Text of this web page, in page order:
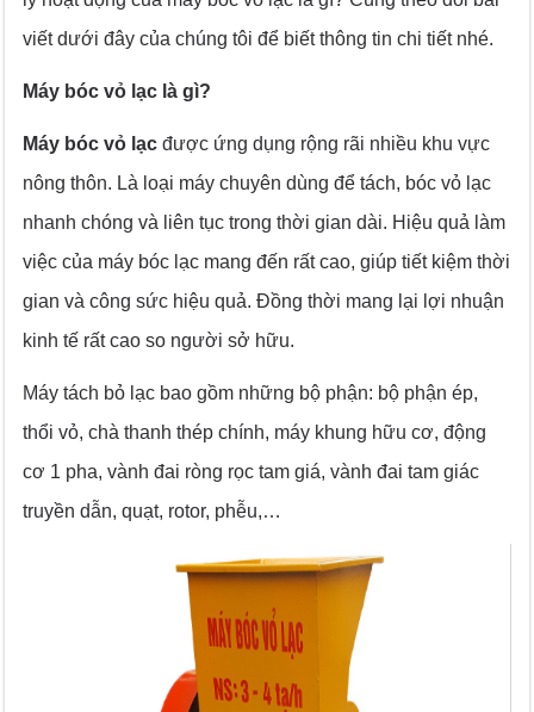
viết dưới đây của chúng tôi để biết thông tin chi tiết nhé.
Máy bóc vỏ lạc là gì?
Máy bóc vỏ lạc được ứng dụng rộng rãi nhiều khu vực
nông thôn. Là loại máy chuyên dùng để tách, bóc vỏ lạc
nhanh chóng và liên tục trong thời gian dài. Hiệu quả làm
việc của máy bóc lạc mang đến rất cao, giúp tiết kiệm thời
gian và công sức hiệu quả. Đồng thời mang lại lợi nhuận
kinh tế rất cao so người sở hữu.
Máy tách bỏ lạc bao gồm những bộ phận: bộ phận ép,
thổi vỏ, chà thanh thép chính, máy khung hữu cơ, động
cơ 1 pha, vành đai ròng rọc tam giá, vành đai tam giác
truyền dẫn, quạt, rotor, phễu,…